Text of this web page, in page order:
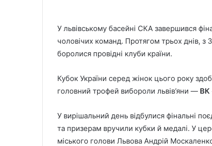
У львівському басейні СКА завершився
чоловічих команд. Протягом трьох днів, з
боролися провідні клуби країни.
Кубок України серед жінок цього року
головний трофей вибороли львів’яни — ВК
У вирішальний день відбулися фінальні
та призерам вручили кубки й медалі. У
міського голови Львова Андрій